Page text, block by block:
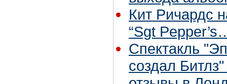
Кит Ричардс
“Sgt
Спектакль
создал